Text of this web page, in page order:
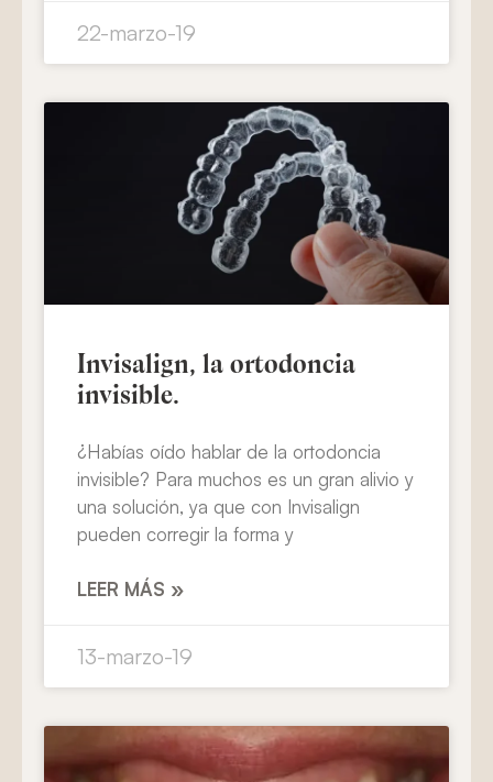
22-marzo-19
Invisalign, la ortodoncia
invisible.
¿Habías oído hablar de la ortodoncia
invisible? Para muchos es un gran alivio y
una solución, ya que con Invisalign
pueden corregir la forma y
LEER MÁS »
13-marzo-19